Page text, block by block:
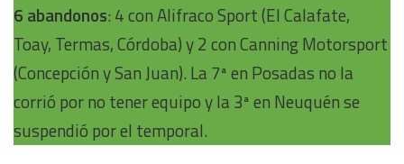
6 abandonos: 4 con Alifraco Sport (El Calafate,
Toay, Termas, Córdoba) y 2 con Canning Motorsport
(Concepción y San Juan). La 7ª en Posadas no la
corrió por no tener equipo y la 3ª en Neuquén se
suspendió por el temporal.